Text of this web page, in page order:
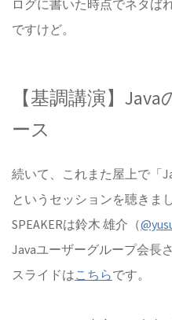
ログに書いた時点でネタば
ですけど。
【基調講演】
ース
続いて、これまた屋上で「
というセッションを聴きまし
SPEAKERは鈴木 雄介（
Javaユーザーグループ会長
スライドはこちらです。